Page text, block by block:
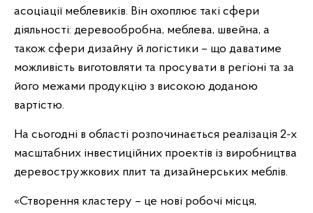
асоціації меблевиків. Він охоплює такі сфери
діяльності: деревообробна, меблева, швейна, а
також сфери дизайну й логістики – що даватиме
можливість виготовляти та просувати в регіоні та за
його межами продукцію з високою доданою
вартістю.
На сьогодні в області розпочинається реалізація 2-х
масштабних інвестиційних проектів із виробництва
деревостружкових плит та дизайнерських меблів.
«Створення кластеру – це нові робочі місця,